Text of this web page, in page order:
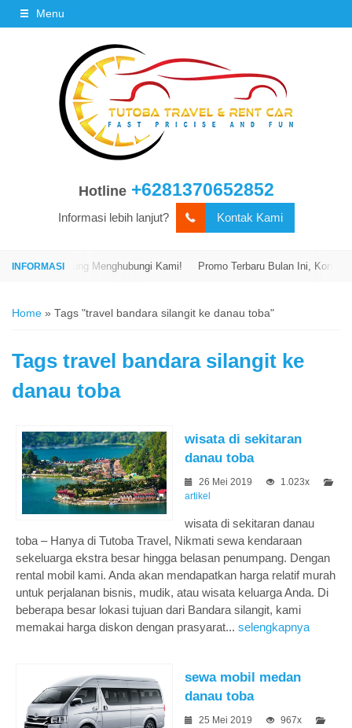
Menu
Hotline +6281370652852
Informasi lebih lanjut? Kontak Kami
Langsung Menghubungi Kami! Promo Terbaru Bulan Ini, Kontak
Home » Tags "travel bandara silangit ke danau toba"
Tags travel bandara silangit ke
danau toba
wisata di sekitaran
danau toba
26 Mei 2019
1.023x
artikel
wisata di sekitaran danau
toba – Hanya di Tutoba Travel, Nikmati sewa kendaraan
sekeluarga ekstra besar hingga belasan penumpang. Dengan
rental mobil kami. Anda akan mendapatkan harga relatif murah
untuk perjalanan bisnis, mudik, atau wisata keluarga Anda. Di
beberapa besar lokasi tujuan dari Bandara silangit, kami
memakai harga diskon dengan prasyarat... selengkapnya
sewa mobil medan
danau toba
25 Mei 2019
967x